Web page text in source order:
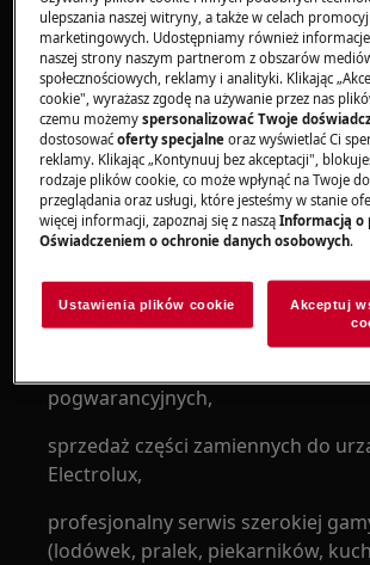
Kontakt do autoryzowanego
w Przemyślu
Telefon: 16 678 77 05
E-mail:eko_service@pro.onet.pl
Godziny pracy: poniedziałek-piątek
Autoryzowany serwis Electrolux
szeroką gamę usług:
obsługę napraw sprzętu AGD
pogwarancyjnych,
sprzedaż części zamiennych do
Electrolux,
profesjonalny serwis szerokiej
(lodówek, pralek, piekarników,
ulepszania naszej witryny, a także w celach
marketingowych. Udostępniamy również
naszej strony naszym partnerom z obszarów
społecznościowych, reklamy i analityki. Klikając
cookie", wyrażasz zgodę na używanie przez nas
czemu możemyspersonalizować Twoje
dostosowaćoferty specjalne oraz wyświetlać Ci
reklamy. Klikając „Kontynuuj bez akceptacji",
rodzaje plików cookie, co może wpłynąć na Twoje
przeglądania oraz usługi, które jesteśmy w stanie
więcej informacji, zapoznaj się z nasząInformacją o
Oświadczeniem o ochronie danych osobowych.
Ustawienia plików cookie
Akceptuj